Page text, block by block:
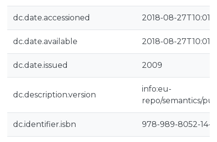
dc.date.accessioned 2018-08-
dc.date.available 2018-08-
dc.date.issued 2009
dc.description.version
info:eu-
repo/semantics/
dc.identifier.isbn 978-989-8052-14-8